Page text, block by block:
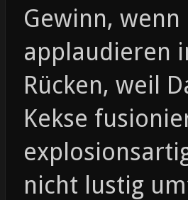
Gewinn,
applaudieren
Rücken, weil
Kekse
nicht lustig